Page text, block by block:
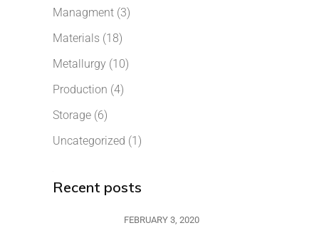
Managment (3)
Materials (18)
Metallurgy (10)
Production (4)
Storage (6)
Uncategorized (1)
Recent posts
FEBRUARY 3, 2020